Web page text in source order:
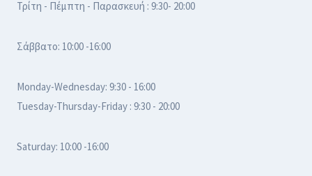
Τρίτη - Πέμπτη - Παρασκευή : 9:30- 20:00
Σάββατο: 10:00 -16:00
Monday-Wednesday: 9:30 - 16:00
Tuesday-Thursday-Friday : 9:30 - 20:00
Saturday: 10:00 -16:00